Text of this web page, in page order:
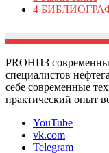
4
PROНПЗ
специалистов
себе современные
практический опыт
YouTube
vk.com
Telegram